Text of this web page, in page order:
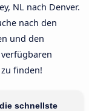
NL nach Denver.
nach den
und den
finden!
schnellste